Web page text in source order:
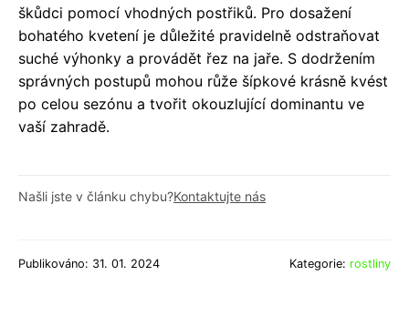
škůdci pomocí vhodných postřiků. Pro dosažení
bohatého kvetení je důležité pravidelně odstraňovat
suché výhonky a provádět řez na jaře. S dodržením
správných postupů mohou růže šípkové krásně kvést
po celou sezónu a tvořit okouzlující dominantu ve
vaší zahradě.
Našli jste v článku chybu?Kontaktujte nás
Publikováno: 31. 01. 2024 Kategorie: rostliny